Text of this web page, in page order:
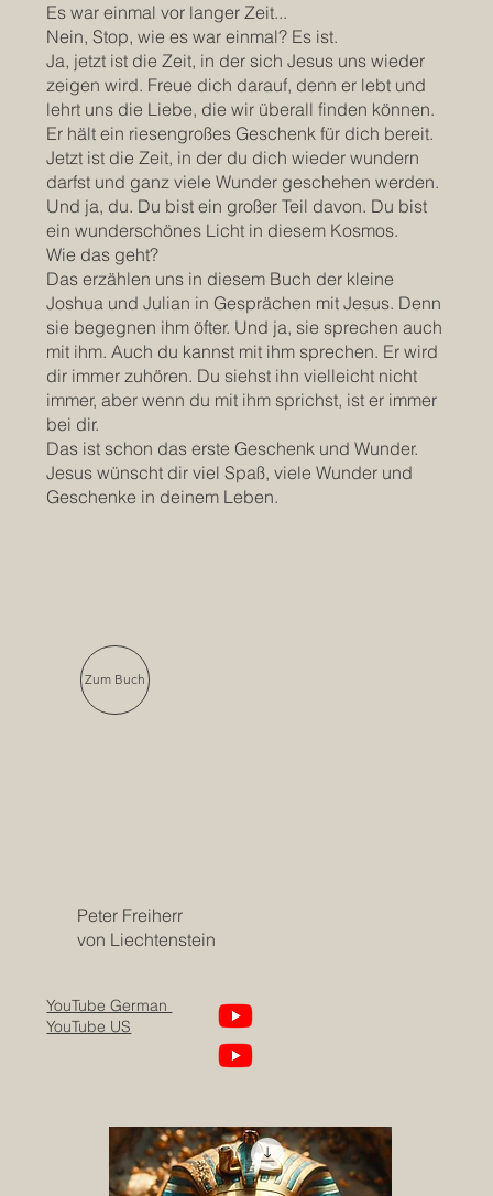
Es war einmal vor langer Zeit...
Nein, Stop, wie es war einmal? Es ist.
Ja, jetzt ist die Zeit, in der sich Jesus uns wieder
zeigen wird. Freue dich darauf, denn er lebt und
lehrt uns die Liebe, die wir überall finden können.
Er hält ein riesengroßes Geschenk für dich bereit.
Jetzt ist die Zeit, in der du dich wieder wundern
darfst und ganz viele Wunder geschehen werden.
Und ja, du. Du bist ein großer Teil davon. Du bist
ein wunderschönes Licht in diesem Kosmos.
Wie das geht?
Das erzählen uns in diesem Buch der kleine
Joshua und Julian in Gesprächen mit Jesus. Denn
sie begegnen ihm öfter. Und ja, sie sprechen auch
mit ihm. Auch du kannst mit ihm sprechen. Er wird
dir immer zuhören. Du siehst ihn vielleicht nicht
immer, aber wenn du mit ihm sprichst, ist er immer
bei dir.
Das ist schon das erste Geschenk und Wunder.
Jesus wünscht dir viel Spaß, viele Wunder und
Geschenke in deinem Leben.
Zum Buch
Peter Freiherr
von Liechtenstein
YouTube German
YouTube US